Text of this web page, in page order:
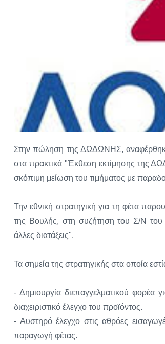
Στην πώληση της ΔΩΔΩΝΗΣ, αναφέρθηκε
στα πρακτικά "Έκθεση εκτίμησης της
σκόπιμη μείωση του τιμήματος με
Την εθνική στρατηγική για τη φέτα
της Βουλής, στη συζήτηση του Σ/Ν του
άλλες διατάξεις".
Τα σημεία της στρατηγικής στα οποία
- Δημιουργία διεπαγγελματικού φορέα
διαχειριστικό έλεγχο του προϊόντος.
- Αυστηρό έλεγχο στις αθρόες
παραγωγή φέτας.